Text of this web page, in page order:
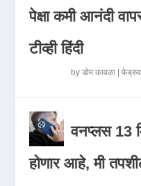
पेक्षा कमी आनंदी
टीव्ही हिंदी
byडोम कावळा |
वनप्लस 13
होणार आहे, मी